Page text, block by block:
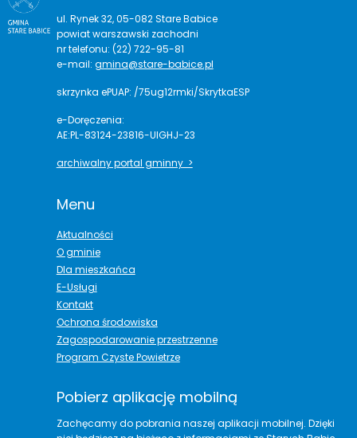
ul. Rynek 32, 05-082 Stare Babice
powiat warszawski zachodni
nr telefonu: (22) 722-95-81
e-mail: gmina@stare-babice.pl
skrzynka ePUAP: /75ug12rmki/SkrytkaESP
e-Doręczenia:
AE:PL-83124-23816-UIGHJ-23
archiwalny portal gminny >
Menu
Aktualności
O gminie
Dla mieszkańca
E-Usługi
Kontakt
Ochrona środowiska
Zagospodarowanie przestrzenne
Program Czyste Powietrze
Pobierz aplikację mobilną
Zachęcamy do pobrania naszej aplikacji mobilnej. Dzięki